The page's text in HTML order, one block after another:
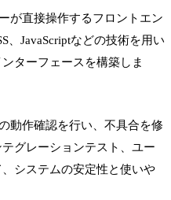
が直接操作するフロントエン
、JavaScriptなどの技術を用い
ターフェースを構築しま
動作確認を行い、不具合を修
グレーションテスト、ユー
システムの安定性と使いや